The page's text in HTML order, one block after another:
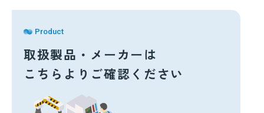
Product
取扱製品・メーカーは
こちらよりご確認ください